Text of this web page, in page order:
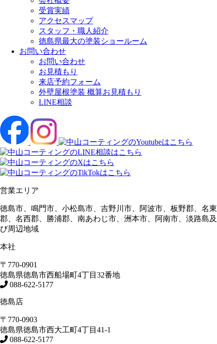
受賞実績
アクセスマップ
スタッフ・職人紹介
徳島県最大の塗装ショールーム
お問い合わせ
お問い合わせ
お見積もり
来店予約フォーム
外壁屋根塗装 概算お見積もり
LINE相談
営業エリア
徳島市、鳴門市、小松島市、吉野川市、阿波市、板野郡、名東
郡、名西郡、勝浦郡、南あわじ市、洲本市、阿南市、淡路島及
び周辺地域
本社
〒770-0901
徳島県徳島市西船場町4丁目32番地
088-622-5177
徳島店
〒770-0903
徳島県徳島市西大工町4丁目41-1
088-622-5177